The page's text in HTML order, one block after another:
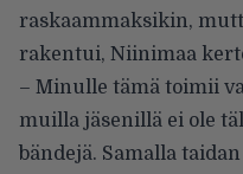
raskaammaksikin,
rakentui, Niinimaa
– Minulle tämä toimii
muilla jäsenillä ei ole
bändejä. Samalla